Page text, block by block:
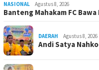
NASIONAL Agustus 8, 2026
Banteng Mahakam FC
DAERAH Agustus 8, 2026
Andi Satya